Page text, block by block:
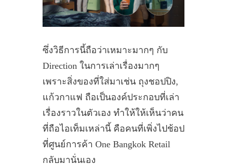
ซึ่งวิธีการนี้ถือว่าเหมาะมากๆ กับ
Direction ในการเล่าเรื่องมากๆ
เพราะสิ่งของที่ใส่มาเช่น ถุงชอปปิง,
แก้วกาแฟ ถือเป็นองค์ประกอบที่เล่า
เรื่องราวในตัวเอง ทำให้ให้เห็นว่าคน
ที่ถือไอเท็มเหล่านี้ คือคนที่เพิ่งไปช้อป
ที่ศูนย์การค้า One Bangkok Retail
กลับมานั่นเอง